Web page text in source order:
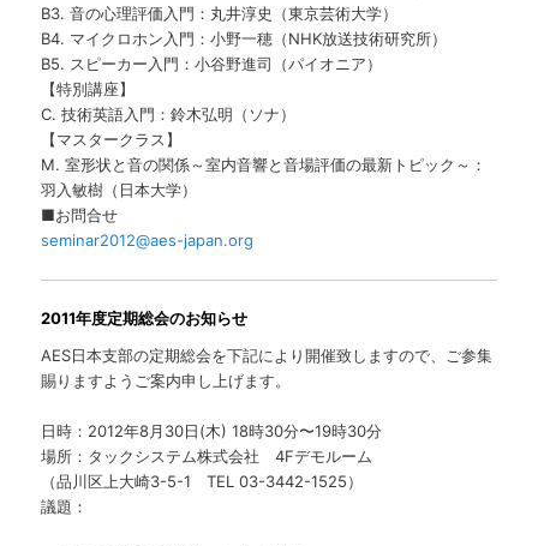
B3. 音の心理評価入門：丸井淳史（東京芸術大学）
B4. マイクロホン入門：小野一穂（NHK放送技術研究所）
B5. スピーカー入門：小谷野進司（パイオニア）
【特別講座】
C. 技術英語入門：鈴木弘明（ソナ）
【マスタークラス】
M. 室形状と音の関係～室内音響と音場評価の最新トピック～：
羽入敏樹（日本大学）
■お問合せ
seminar2012@aes-japan.org
2011年度定期総会のお知らせ
AES日本支部の定期総会を下記により開催致しますので、ご参集
賜りますようご案内申し上げます。
日時：2012年8月30日(木) 18時30分〜19時30分
場所：タックシステム株式会社 4Fデモルーム
（品川区上大崎3-5-1 TEL 03-3442-1525）
議題：